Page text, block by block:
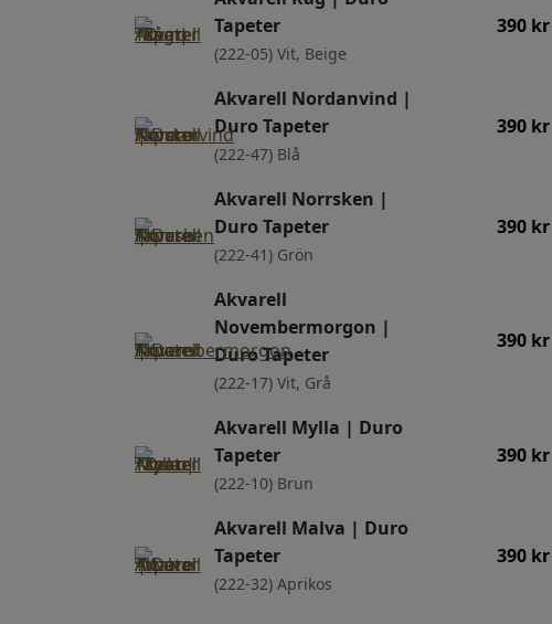
Tapeter
(222-05) Vit, Beige
390 kr
Akvarell Nordanvind |
Duro Tapeter
(222-47) Blå
390 kr
Akvarell Norrsken |
Duro Tapeter
(222-41) Grön
390 kr
Akvarell
Novembermorgon |
Duro Tapeter
(222-17) Vit, Grå
390 kr
Akvarell Mylla | Duro
Tapeter
(222-10) Brun
390 kr
Akvarell Malva | Duro
Tapeter
(222-32) Aprikos
390 kr